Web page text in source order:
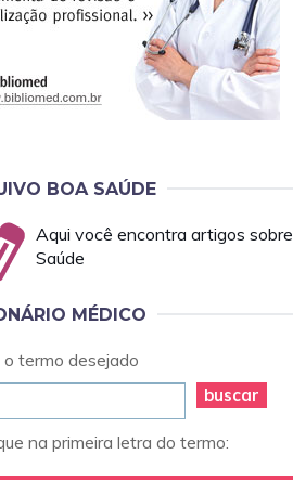
BOA SAÚDE
Aqui você encontra artigos sobre
Saúde
MÉDICO
termo desejado
buscar
na primeira letra do termo: